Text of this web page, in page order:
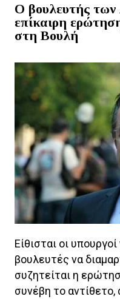
Ο βουλευτής
επίκαιρη
στη Βουλή
Είθισται οι
βουλευτές να
συζητείται η
συνέβη το